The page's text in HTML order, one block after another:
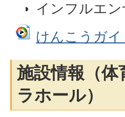
インフルエ
けんこうガ
施設情報（
ラホール）